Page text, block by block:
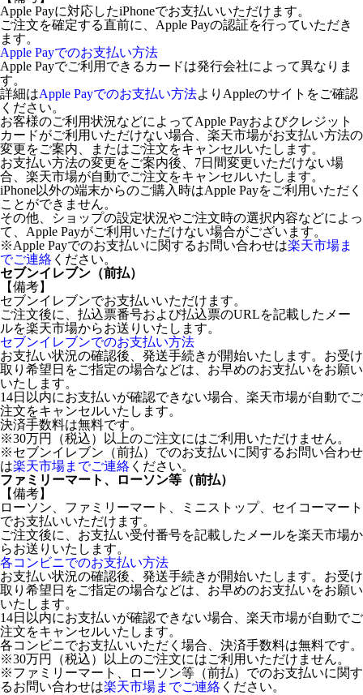
Apple Payに対応したiPhoneでお支払いいただけます。
ご注文を確定する直前に、Apple Payの認証を行っていただき
ます。
Apple Payでのお支払い方法
Apple Payでご利用できるカードは発行会社によって異なりま
す。
詳細はApple Payでのお支払い方法よりAppleのサイトをご確認
ください。
お客様のご利用状況などによってApple Payおよびクレジット
カードがご利用いただけない場合、楽天市場がお支払い方法の
変更をご案内、またはご注文をキャンセルいたします。
お支払い方法の変更をご案内後、7日間変更いただけない場
合、楽天市場が自動でご注文をキャンセルいたします。
iPhone以外の端末からのご購入時はApple Payをご利用いただく
ことができません。
その他、ショップの設定状況やご注文時の選択内容などによっ
て、Apple Payがご利用いただけない場合がございます。
※Apple Payでのお支払いに関するお問い合わせは楽天市場ま
でご連絡 ください。
セブンイレブン（前払）
【備考】
セブンイレブンでお支払いいただけます。
ご注文後に、払込票番号および払込票のURLを記載したメー
ルを楽天市場からお送りいたします。
セブンイレブンでのお支払い方法
お支払い状況の確認後、発送手続きが開始いたします。お受け
取り希望日をご指定の場合などは、お早めのお支払いをお願い
いたします。
14日以内にお支払いが確認できない場合、楽天市場が自動でご
注文をキャンセルいたします。
決済手数料は無料です。
※30万円（税込）以上のご注文にはご利用いただけません。
※セブンイレブン（前払）でのお支払いに関するお問い合わせ
は楽天市場までご連絡 ください。
ファミリーマート、ローソン等（前払）
【備考】
ローソン、ファミリーマート、ミニストップ、セイコーマート
でお支払いいただけます。
ご注文後に、お支払い受付番号を記載したメールを楽天市場か
らお送りいたします。
各コンビニでのお支払い方法
お支払い状況の確認後、発送手続きが開始いたします。お受け
取り希望日をご指定の場合などは、お早めのお支払いをお願い
いたします。
14日以内にお支払いが確認できない場合、楽天市場が自動でご
注文をキャンセルいたします。
各コンビニでお支払いいただく場合、決済手数料は無料です。
※30万円（税込）以上のご注文にはご利用いただけません。
※ファミリーマート、ローソン等（前払）でのお支払いに関す
るお問い合わせは楽天市場までご連絡 ください。